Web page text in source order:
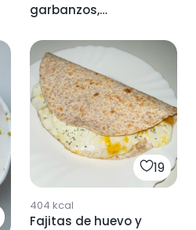
garbanzos,
queso
19
404 kcal
Fajitas de huevo y